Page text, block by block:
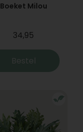
Boeket Milou
34,95
Bestel